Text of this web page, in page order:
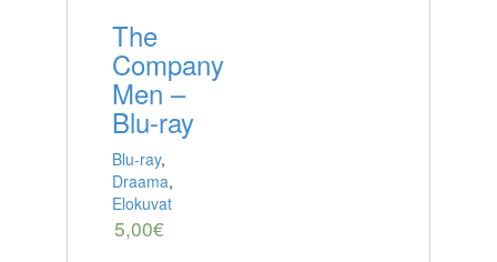
The
Company
Men –
Blu-ray
Blu-ray,
Draama,
Elokuvat
5,00€